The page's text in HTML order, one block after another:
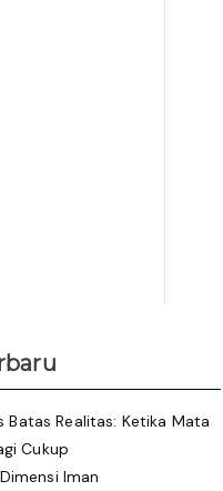
Batas Realitas: Ketika Mata
Cukup
Iman